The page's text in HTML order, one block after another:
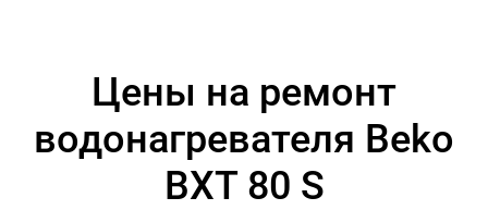
Цены на ремонт
водонагревателя Beko
BXT 80 S